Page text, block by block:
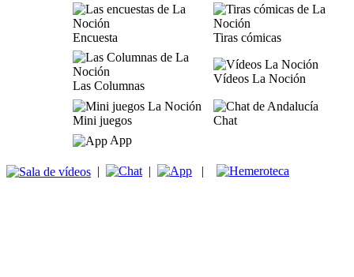
Encuesta Tiras cómicas
Las Columnas
Vídeos La Noción
Mini juegos
Chat
App
| | |